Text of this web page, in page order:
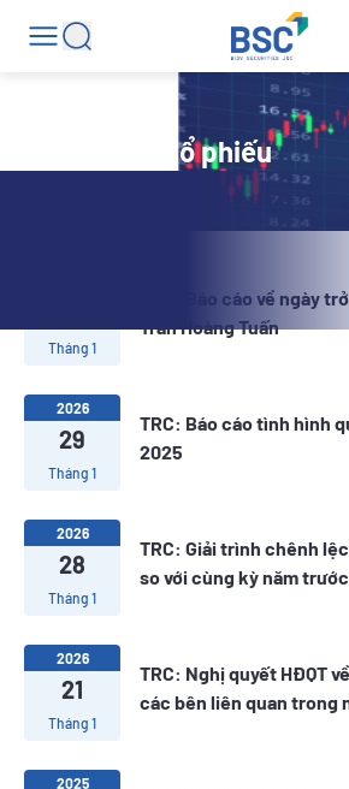
Tin tức mã cổ phiếu
Tháng 1
TRC: Báo cáo về ngày
Trần Hoàng Tuấn
2026
29
Tháng 1
TRC: Báo cáo tình hình
2025
2026
28
Tháng 1
TRC: Giải trình chênh
so với cùng kỳ năm trước
2026
21
Tháng 1
TRC: Nghị quyết HĐQT
các bên liên quan trong
2025